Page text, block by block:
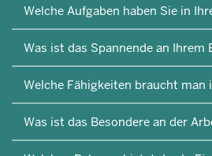
Welche Aufgaben haben Sie in
Was ist das Spannende an Ihrem
Welche Fähigkeiten braucht man
Was ist das Besondere an der